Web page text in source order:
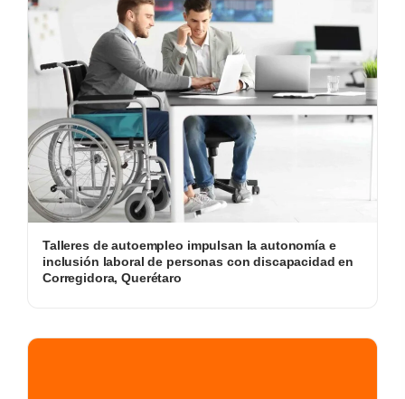
Talleres de autoempleo impulsan la autonomía e
inclusión laboral de personas con discapacidad en
Corregidora, Querétaro